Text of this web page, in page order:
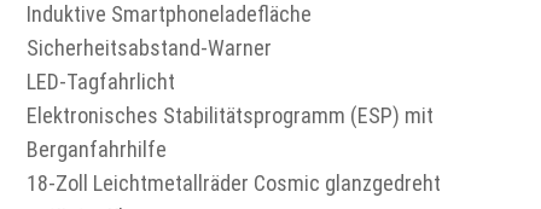
Induktive Smartphoneladefläche
Sicherheitsabstand-Warner
LED-Tagfahrlicht
Elektronisches Stabilitätsprogramm (ESP) mit
Berganfahrhilfe
18-Zoll Leichtmetallräder Cosmic glanzgedreht